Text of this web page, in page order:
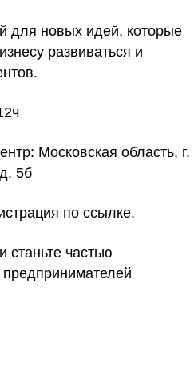
для новых идей, которые
развиваться и
Московская область, г.
5б
по ссылке.
станьте частью